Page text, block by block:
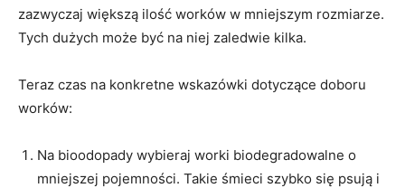
zazwyczaj większą ilość worków w mniejszym rozmiarze.
Tych dużych może być na niej zaledwie kilka.
Teraz czas na konkretne wskazówki dotyczące doboru
worków:
Na bioodopady wybieraj worki biodegradowalne o
mniejszej pojemności. Takie śmieci szybko się psują i